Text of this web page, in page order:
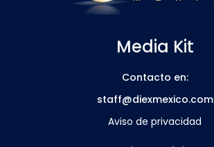
Media Kit
Contacto en:
staff@diexmexico.com
Aviso de privacidad